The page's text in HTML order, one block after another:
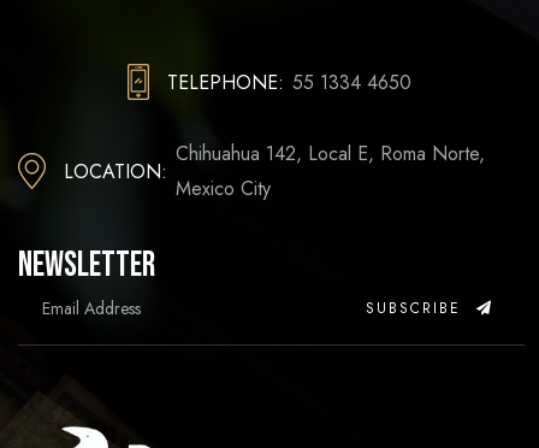
TELEPHONE: 55 1334 4650
LOCATION:
Chihuahua 142, Local E, Roma Norte,
Mexico City
Newsletter
SUBSCRIBE